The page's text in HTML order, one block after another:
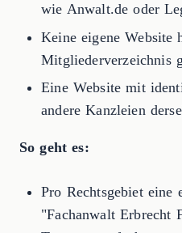
wie Anwalt.de oder
Keine eigene
Mitgliederverzeichnis
Eine Website mit
andere Kanzleien
So geht es:
Pro Rechtsgebiet eine
"Fachanwalt Erbrecht